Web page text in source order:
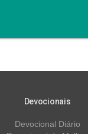
Devocionais
Devocional Diário